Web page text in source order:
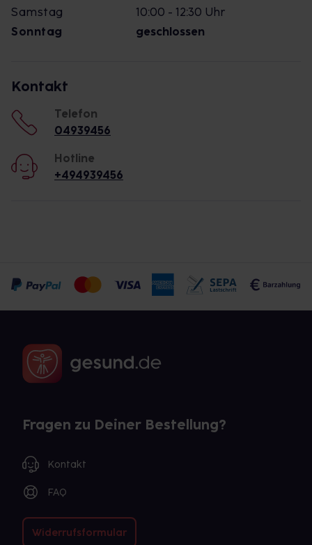
Samstag
10:00 - 12:30 Uhr
Sonntag
geschlossen
Kontakt
Telefon
04939456
Hotline
+494939456
Fragen zu Deiner Bestellung?
Kontakt
FAQ
Widerrufsformular